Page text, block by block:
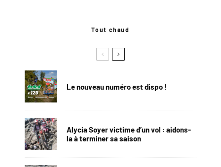
Tout chaud
Le nouveau numéro est dispo !
Alycia Soyer victime d’un vol : aidons-
la à terminer sa saison